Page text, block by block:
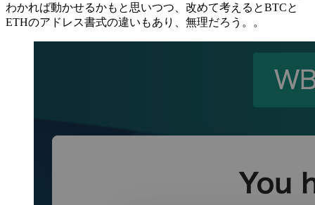
わかれば動かせるかもと思いつつ、改めて考えるとBTCと
ETHのアドレス書式の違いもあり、無理だろう。。